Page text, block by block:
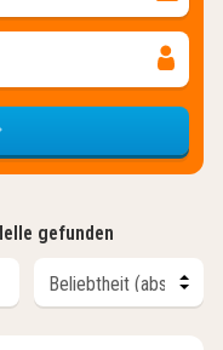
gefunden